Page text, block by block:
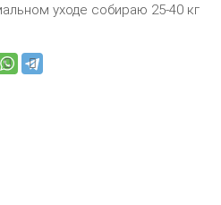
уходе собираю 25-40 кг